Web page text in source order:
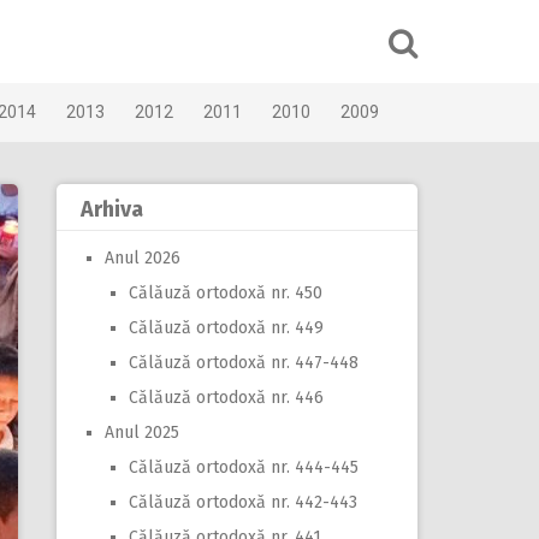
2013 2012 2011 2010 2009
Arhiva
Anul 2026
Călăuză ortodoxă nr. 450
Călăuză ortodoxă nr. 449
Călăuză ortodoxă nr. 447-448
Călăuză ortodoxă nr. 446
Anul 2025
Călăuză ortodoxă nr. 444-445
Călăuză ortodoxă nr. 442-443